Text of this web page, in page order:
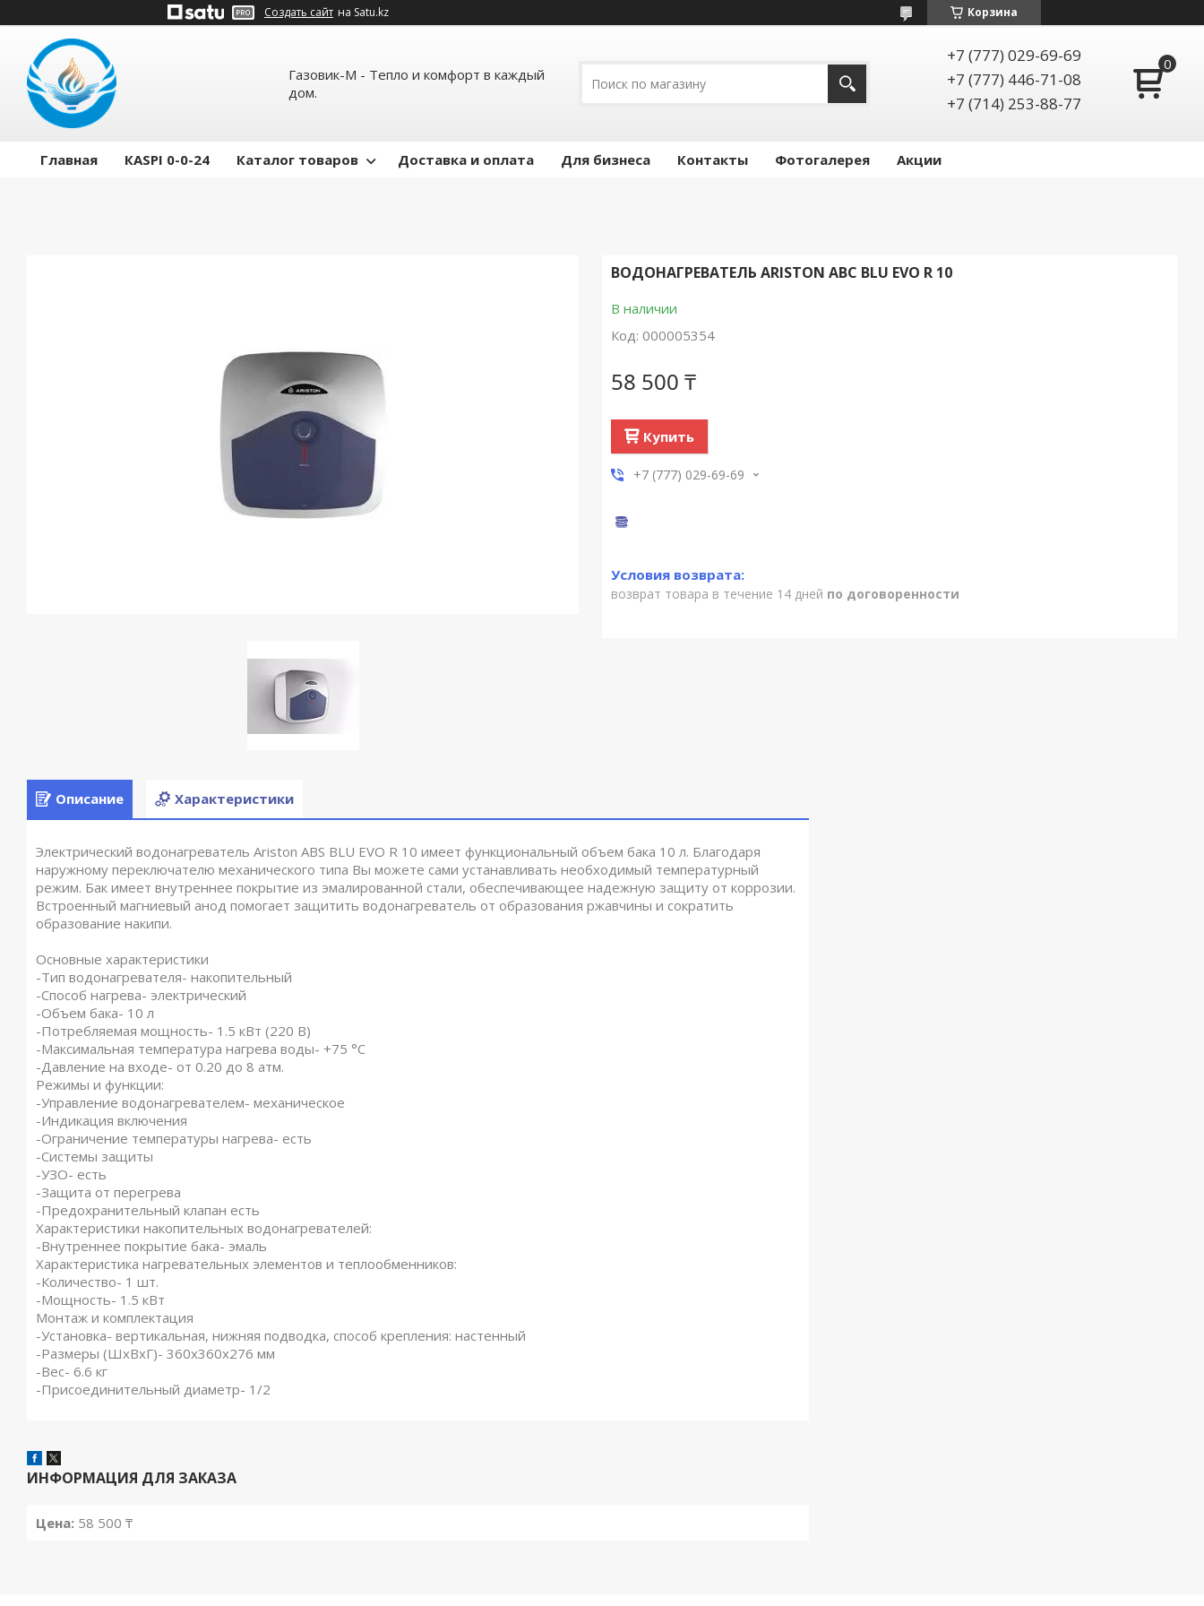
Создать сайт на Satu.kz Корзина
Газовик-М - Тепло и комфорт в каждый
дом.
+7 (777) 029-69-69
+7 (777) 446-71-08
+7 (714) 253-88-77
Главная КASPI 0-0-24 Каталог товаров Доставка и оплата Для бизнеса Контакты Фотогалерея Акции
ВОДОНАГРЕВАТЕЛЬ ARISTON ABC BLU EVO R 10
В наличии
Код: 000005354
58 500 ₸
Купить
+7 (777) 029-69-69
возврат товара в течение 14 дней по договоренности
Описание Характеристики
Электрический водонагреватель Ariston ABS BLU EVO R 10 имеет функциональный объем бака 10 л. Благодаря
наружному переключателю механического типа Вы можете сами устанавливать необходимый температурный
режим. Бак имеет внутреннее покрытие из эмалированной стали, обеспечивающее надежную защиту от коррозии.
Встроенный магниевый анод помогает защитить водонагреватель от образования ржавчины и сократить
образование накипи.
Основные характеристики
-Тип водонагревателя- накопительный
-Способ нагрева- электрический
-Объем бака- 10 л
-Потребляемая мощность- 1.5 кВт (220 В)
-Максимальная температура нагрева воды- +75 °С
-Давление на входе- от 0.20 до 8 атм.
Режимы и функции:
-Управление водонагревателем- механическое
-Индикация включения
-Ограничение температуры нагрева- есть
-Системы защиты
-УЗО- есть
-Защита от перегрева
-Предохранительный клапан есть
Характеристики накопительных водонагревателей:
-Внутреннее покрытие бака- эмаль
Характеристика нагревательных элементов и теплообменников:
-Количество- 1 шт.
-Мощность- 1.5 кВт
Монтаж и комплектация
-Установка- вертикальная, нижняя подводка, способ крепления: настенный
-Размеры (ШхВхГ)- 360x360x276 мм
-Вес- 6.6 кг
-Присоединительный диаметр- 1/2
ИНФОРМАЦИЯ ДЛЯ ЗАКАЗА
Цена: 58 500 ₸